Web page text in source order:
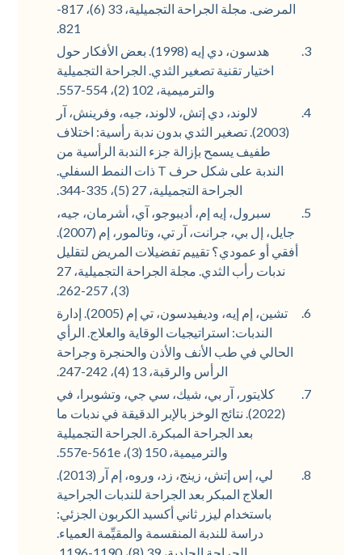
المرضى. مجلة الجراحة التجميلية، 33 (6)، 817-
821.
هدسون، دي إيه (1998). بعض الأفكار حول
اختيار تقنية تصغير الثدي. الجراحة التجميلية
والترميمية، 102 (2)، 554-557.
لالوند، دي إتش، لالوند، جيه، وفرينش، آر
(2003). تصغير الثدي بدون ندبة رأسية: اختلاف
طفيف يسمح بإزالة جزء الندبة الرأسية من
الندبة على شكل حرف T ذات النمط السفلي.
الجراحة التجميلية، 27 (5)، 335-344.
سبرول، إيه إم، أديبوجو، آي، أشرمان، جيه،
جايل، إل بي، جرانت، آر تي، وتالمور، إم (2007).
أفقي أو عمودي؟ تقييم تفضيلات المريض لتقليل
ندبات رأب الثدي. مجلة الجراحة التجميلية، 27
(3)، 257-262.
تشين، إم إيه، وديفيدسون، تي إم (2005). إدارة
الندبات: استراتيجيات الوقاية والعلاج. الرأي
الحالي في طب الأنف والأذن والحنجرة وجراحة
الرأس والرقبة، 13 (4)، 242-247.
كلايتور، آر بي، شيك، سي جي، وتشوبرا، في
(2022). نتائج الوخز بالإبر الدقيقة في ندبات ما
بعد الجراحة المبكرة. الجراحة التجميلية
والترميمية، 150 (3)، 557e-561e.
لي، إس إتش، زينج، زد، وروه، إم آر (2013).
العلاج المبكر بعد الجراحة للندبات الجراحية
باستخدام ليزر ثاني أكسيد الكربون الجزئي:
دراسة للندبة المنقسمة والمقيِّمة العمياء.